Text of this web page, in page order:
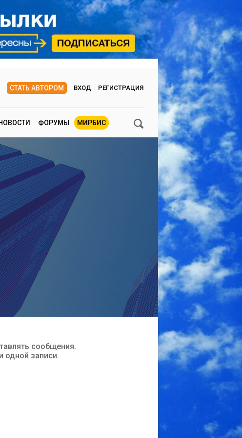
СТАТЬ АВТОРОМ ВХОД РЕГИСТРАЦИЯ
ФОРУМЫ МИРБИС
сообщения.
одной записи.